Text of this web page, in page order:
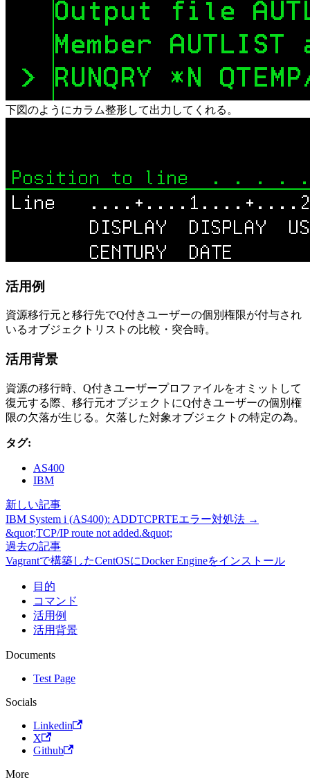
下図のようにカラム整形して出力してくれる。
活用例
資源移行元と移行先でQ付きユーザーの個別権限が付与され
いるオブジェクトリストの比較・突合時。
活用背景
資源の移行時、Q付きユーザープロファイルをオミットして
復元する際、移行元オブジェクトにQ付きユーザーの個別権
限の欠落が生じる。欠落した対象オブジェクトの特定の為。
タグ:
AS400
IBM
新しい記事
IBM System i (AS400): ADDTCPRTEエラー対処法 →
&quot;TCP/IP route not added.&quot;
過去の記事
Vagrantで構築したCentOSにDocker Engineをインストール
目的
コマンド
活用例
活用背景
Documents
Test Page
Socials
Linkedin
X
Github
More